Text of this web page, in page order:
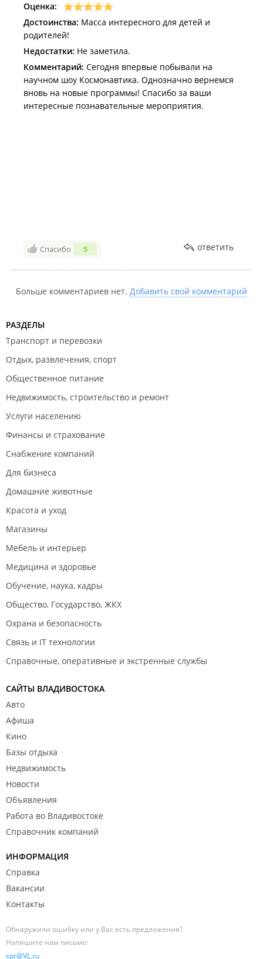
Оценка:
Достоинства: Масса интересного для детей и
родителей!
Недостатки: Не заметила.
Комментарий: Сегодня впервые побывали на
научном шоу Космонавтика. Однозначно вернемся
вновь на новые программы! Спасибо за ваши
интересные познавательные мероприятия.
Спасибо 5 ответить
Больше комментариев нет. Добавить свой комментарий
РАЗДЕЛЫ
Транспорт и перевозки
Отдых, развлечения, спорт
Общественное питание
Недвижимость, строительство и ремонт
Услуги населению
Финансы и страхование
Снабжение компаний
Для бизнеса
Домашние животные
Красота и уход
Магазины
Мебель и интерьер
Медицина и здоровье
Обучение, наука, кадры
Общество, Государство, ЖКХ
Охрана и безопасность
Связь и IT технологии
Справочные, оперативные и экстренные службы
САЙТЫ ВЛАДИВОСТОКА
Авто
Афиша
Кино
Базы отдыха
Недвижимость
Новости
Объявления
Работа во Владивостоке
Справочник компаний
ИНФОРМАЦИЯ
Справка
Вакансии
Контакты
Обнаружили ошибку или у Вас есть предложения?
Напишите нам письмо:
spr@VL.ru